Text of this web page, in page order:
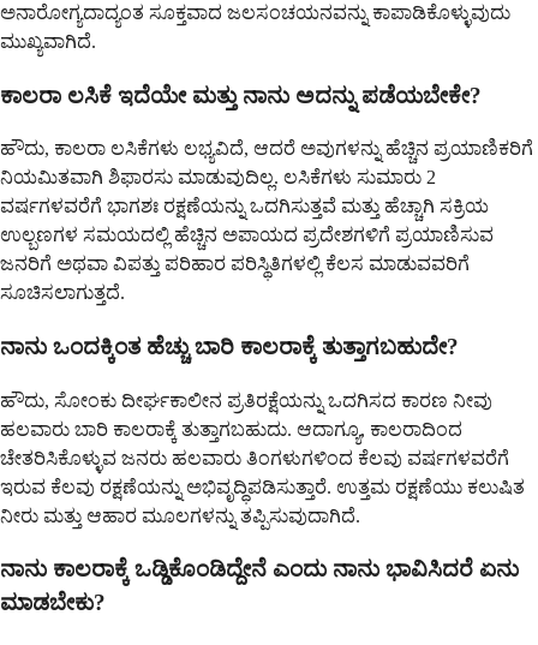
ಅನಾರೋಗ್ಯದಾದ್ಯಂತ ಸೂಕ್ತವಾದ ಜಲಸಂಚಯನವನ್ನು ಕಾಪಾಡಿಕೊಳ್ಳುವುದು
ಮುಖ್ಯವಾಗಿದೆ.
ಕಾಲರಾ ಲಸಿಕೆ ಇದೆಯೇ ಮತ್ತು ನಾನು ಅದನ್ನು ಪಡೆಯಬೇಕೇ?
ಹೌದು, ಕಾಲರಾ ಲಸಿಕೆಗಳು ಲಭ್ಯವಿದೆ, ಆದರೆ ಅವುಗಳನ್ನು ಹೆಚ್ಚಿನ ಪ್ರಯಾಣಿಕರಿಗೆ
ನಿಯಮಿತವಾಗಿ ಶಿಫಾರಸು ಮಾಡುವುದಿಲ್ಲ. ಲಸಿಕೆಗಳು ಸುಮಾರು 2
ವರ್ಷಗಳವರೆಗೆ ಭಾಗಶಃ ರಕ್ಷಣೆಯನ್ನು ಒದಗಿಸುತ್ತವೆ ಮತ್ತು ಹೆಚ್ಚಾಗಿ ಸಕ್ರಿಯ
ಉಲ್ಬಣಗಳ ಸಮಯದಲ್ಲಿ ಹೆಚ್ಚಿನ ಅಪಾಯದ ಪ್ರದೇಶಗಳಿಗೆ ಪ್ರಯಾಣಿಸುವ
ಜನರಿಗೆ ಅಥವಾ ವಿಪತ್ತು ಪರಿಹಾರ ಪರಿಸ್ಥಿತಿಗಳಲ್ಲಿ ಕೆಲಸ ಮಾಡುವವರಿಗೆ
ಸೂಚಿಸಲಾಗುತ್ತದೆ.
ನಾನು ಒಂದಕ್ಕಿಂತ ಹೆಚ್ಚು ಬಾರಿ ಕಾಲರಾಕ್ಕೆ ತುತ್ತಾಗಬಹುದೇ?
ಹೌದು, ಸೋಂಕು ದೀರ್ಘಕಾಲೀನ ಪ್ರತಿರಕ್ಷೆಯನ್ನು ಒದಗಿಸದ ಕಾರಣ ನೀವು
ಹಲವಾರು ಬಾರಿ ಕಾಲರಾಕ್ಕೆ ತುತ್ತಾಗಬಹುದು. ಆದಾಗ್ಯೂ, ಕಾಲರಾದಿಂದ
ಚೇತರಿಸಿಕೊಳ್ಳುವ ಜನರು ಹಲವಾರು ತಿಂಗಳುಗಳಿಂದ ಕೆಲವು ವರ್ಷಗಳವರೆಗೆ
ಇರುವ ಕೆಲವು ರಕ್ಷಣೆಯನ್ನು ಅಭಿವೃದ್ಧಿಪಡಿಸುತ್ತಾರೆ. ಉತ್ತಮ ರಕ್ಷಣೆಯು ಕಲುಷಿತ
ನೀರು ಮತ್ತು ಆಹಾರ ಮೂಲಗಳನ್ನು ತಪ್ಪಿಸುವುದಾಗಿದೆ.
ನಾನು ಕಾಲರಾಕ್ಕೆ ಒಡ್ಡಿಕೊಂಡಿದ್ದೇನೆ ಎಂದು ನಾನು ಭಾವಿಸಿದರೆ ಏನು
ಮಾಡಬೇಕು?